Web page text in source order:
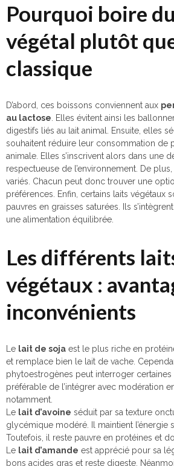
Pourquoi boire
végétal plutôt
classique
D’abord, ces boissons conviennent aux
au lactose. Elles évitent ainsi les
digestifs liés au lait animal. Ensuite, elles
souhaitent réduire leur consommation de
animale. Elles s’inscrivent alors dans une
respectueuse de l’environnement. De
variés. Chacun peut donc trouver une
préférences. Enfin, certains laits végétaux
pauvres en graisses saturées. Ils
une alimentation équilibrée.
Les différents
végétaux :
inconvénients
Le lait de soja est le plus riche en
et remplace bien le lait de vache.
phytoestrogènes peut interroger certaines
préférable de l’intégrer avec modération
notamment.
Le lait d’avoine séduit par sa texture
glycémique modéré. Il maintient l’énergie
Toutefois, il reste pauvre en protéines et
Le lait d’amande est apprécié pour sa
bons acides gras et reste digeste.